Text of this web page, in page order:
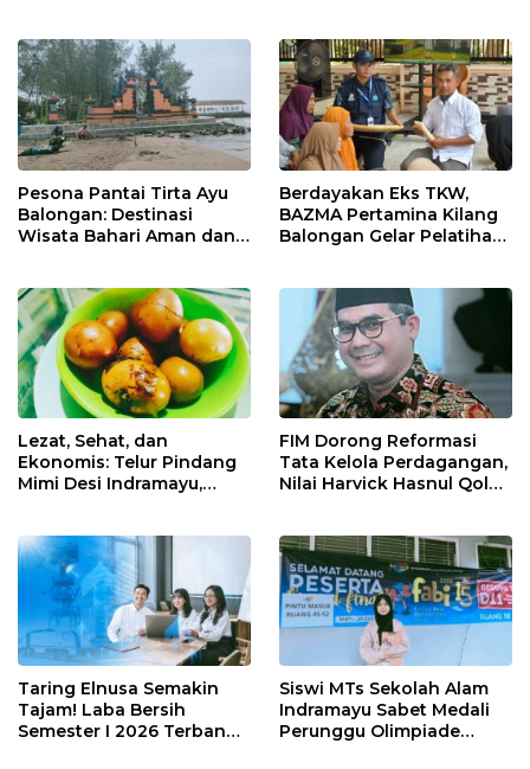
Pesona Pantai Tirta Ayu
Balongan: Destinasi
Wisata Bahari Aman dan
Berdayakan Eks TKW,
BAZMA Pertamina Kilang
Balongan Gelar Pelatihan
Rawadalem
Lezat, Sehat, dan
Ekonomis: Telur Pindang
Mimi Desi Indramayu,
Ketagihan!
FIM Dorong Reformasi
Tata Kelola Perdagangan,
Nilai Harvick Hasnul Qolbi
Taring Elnusa Semakin
Tajam! Laba Bersih
Semester I 2026 Terbang
Siswi MTs Sekolah Alam
Indramayu Sabet Medali
Perunggu Olimpiade